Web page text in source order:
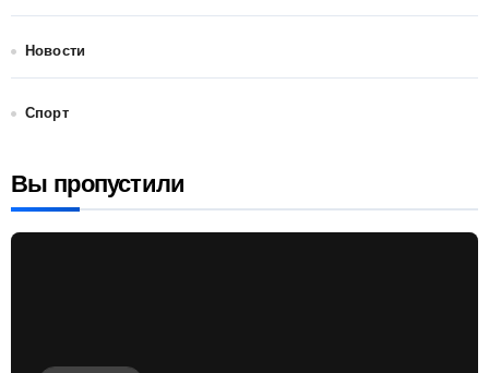
Новости
Спорт
Вы пропустили